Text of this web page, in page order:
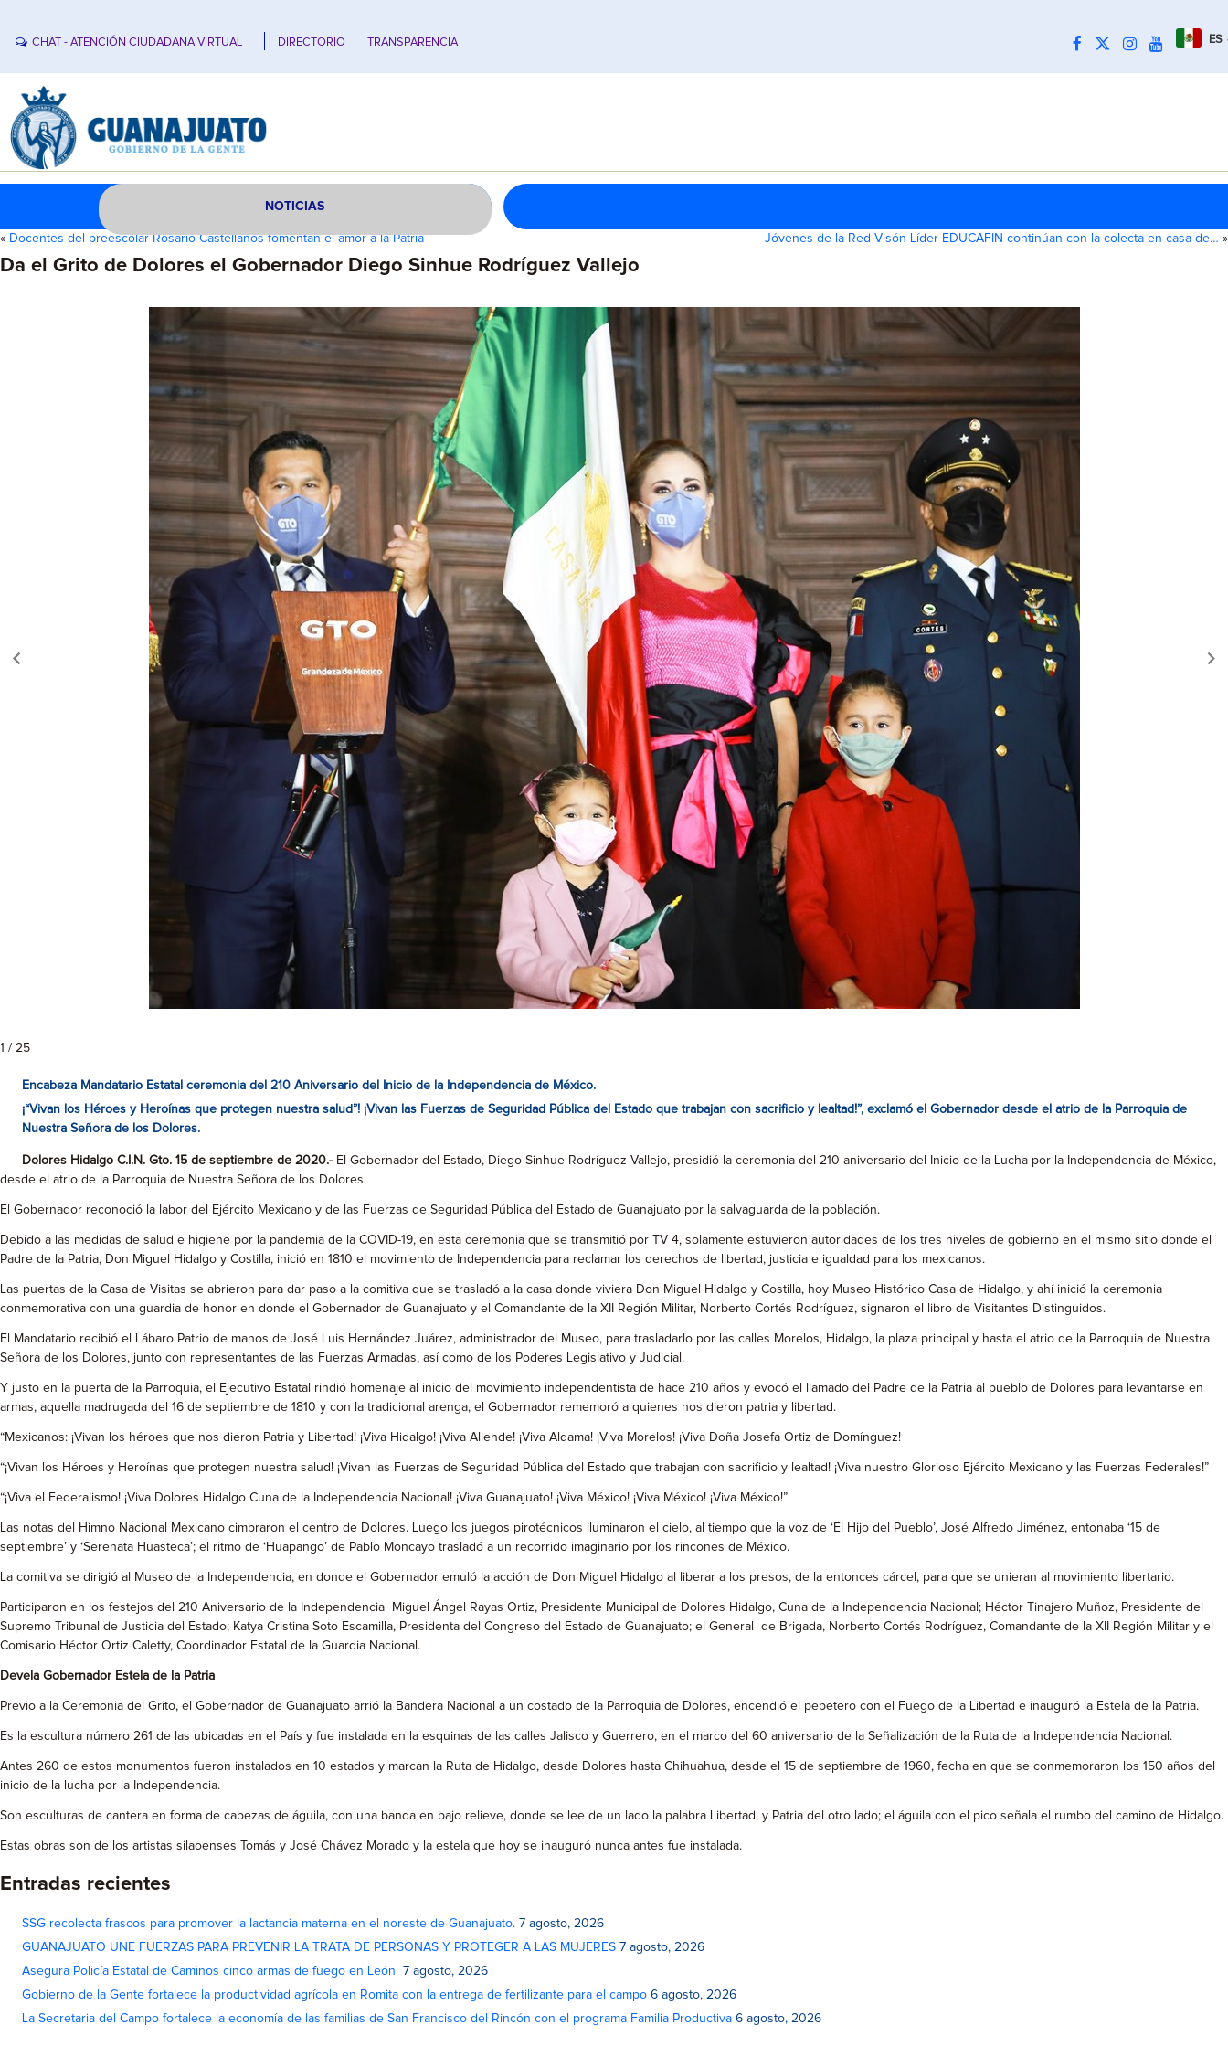
CHAT - ATENCIÓN CIUDADANA VIRTUAL DIRECTORIO TRANSPARENCIA ES
NOTICIAS
« Docentes del preescolar Rosario Castellanos fomentan el amor a la Patria Jóvenes de la Red Visón Líder EDUCAFIN continúan con la colecta en casa de… »
Da el Grito de Dolores el Gobernador Diego Sinhue Rodríguez Vallejo
1 / 25
Encabeza Mandatario Estatal ceremonia del 210 Aniversario del Inicio de la Independencia de México.
¡“Vivan los Héroes y Heroínas que protegen nuestra salud”! ¡Vivan las Fuerzas de Seguridad Pública del Estado que trabajan con sacrificio y lealtad!”, exclamó el Gobernador desde el atrio de la Parroquia de
Nuestra Señora de los Dolores.
Dolores Hidalgo C.I.N. Gto. 15 de septiembre de 2020.-El Gobernador del Estado, Diego Sinhue Rodríguez Vallejo, presidió la ceremonia del 210 aniversario del Inicio de la Lucha por la Independencia de México,
desde el atrio de la Parroquia de Nuestra Señora de los Dolores.
El Gobernador reconoció la labor del Ejército Mexicano y de las Fuerzas de Seguridad Pública del Estado de Guanajuato por la salvaguarda de la población.
Debido a las medidas de salud e higiene por la pandemia de la COVID-19, en esta ceremonia que se transmitió por TV 4, solamente estuvieron autoridades de los tres niveles de gobierno en el mismo sitio donde el
Padre de la Patria, Don Miguel Hidalgo y Costilla, inició en 1810 el movimiento de Independencia para reclamar los derechos de libertad, justicia e igualdad para los mexicanos.
Las puertas de la Casa de Visitas se abrieron para dar paso a la comitiva que se trasladó a la casa donde viviera Don Miguel Hidalgo y Costilla, hoy Museo Histórico Casa de Hidalgo, y ahí inició la ceremonia
conmemorativa con una guardia de honor en donde el Gobernador de Guanajuato y el Comandante de la XII Región Militar, Norberto Cortés Rodríguez, signaron el libro de Visitantes Distinguidos.
El Mandatario recibió el Lábaro Patrio de manos de José Luis Hernández Juárez, administrador del Museo, para trasladarlo por las calles Morelos, Hidalgo, la plaza principal y hasta el atrio de la Parroquia de Nuestra
Señora de los Dolores, junto con representantes de las Fuerzas Armadas, así como de los Poderes Legislativo y Judicial.
Y justo en la puerta de la Parroquia, el Ejecutivo Estatal rindió homenaje al inicio del movimiento independentista de hace 210 años y evocó el llamado del Padre de la Patria al pueblo de Dolores para levantarse en
armas, aquella madrugada del 16 de septiembre de 1810 y con la tradicional arenga, el Gobernador rememoró a quienes nos dieron patria y libertad.
“Mexicanos: ¡Vivan los héroes que nos dieron Patria y Libertad! ¡Viva Hidalgo! ¡Viva Allende! ¡Viva Aldama! ¡Viva Morelos! ¡Viva Doña Josefa Ortiz de Domínguez!
“¡Vivan los Héroes y Heroínas que protegen nuestra salud! ¡Vivan las Fuerzas de Seguridad Pública del Estado que trabajan con sacrificio y lealtad! ¡Viva nuestro Glorioso Ejército Mexicano y las Fuerzas Federales!”
“¡Viva el Federalismo! ¡Viva Dolores Hidalgo Cuna de la Independencia Nacional! ¡Viva Guanajuato! ¡Viva México! ¡Viva México! ¡Viva México!”
Las notas del Himno Nacional Mexicano cimbraron el centro de Dolores. Luego los juegos pirotécnicos iluminaron el cielo, al tiempo que la voz de ‘El Hijo del Pueblo’, José Alfredo Jiménez, entonaba ‘15 de
septiembre’ y ‘Serenata Huasteca’; el ritmo de ‘Huapango’ de Pablo Moncayo trasladó a un recorrido imaginario por los rincones de México.
La comitiva se dirigió al Museo de la Independencia, en donde el Gobernador emuló la acción de Don Miguel Hidalgo al liberar a los presos, de la entonces cárcel, para que se unieran al movimiento libertario.
Participaron en los festejos del 210 Aniversario de la Independencia Miguel Ángel Rayas Ortiz, Presidente Municipal de Dolores Hidalgo, Cuna de la Independencia Nacional; Héctor Tinajero Muñoz, Presidente del
Supremo Tribunal de Justicia del Estado; Katya Cristina Soto Escamilla, Presidenta del Congreso del Estado de Guanajuato; el General de Brigada, Norberto Cortés Rodríguez, Comandante de la XII Región Militar y el
Comisario Héctor Ortiz Caletty, Coordinador Estatal de la Guardia Nacional.
Devela Gobernador Estela de la Patria
Previo a la Ceremonia del Grito, el Gobernador de Guanajuato arrió la Bandera Nacional a un costado de la Parroquia de Dolores, encendió el pebetero con el Fuego de la Libertad e inauguró la Estela de la Patria.
Es la escultura número 261 de las ubicadas en el País y fue instalada en la esquinas de las calles Jalisco y Guerrero, en el marco del 60 aniversario de la Señalización de la Ruta de la Independencia Nacional.
Antes 260 de estos monumentos fueron instalados en 10 estados y marcan la Ruta de Hidalgo, desde Dolores hasta Chihuahua, desde el 15 de septiembre de 1960, fecha en que se conmemoraron los 150 años del
inicio de la lucha por la Independencia.
Son esculturas de cantera en forma de cabezas de águila, con una banda en bajo relieve, donde se lee de un lado la palabra Libertad, y Patria del otro lado; el águila con el pico señala el rumbo del camino de Hidalgo.
Estas obras son de los artistas silaoenses Tomás y José Chávez Morado y la estela que hoy se inauguró nunca antes fue instalada.
Entradas recientes
SSG recolecta frascos para promover la lactancia materna en el noreste de Guanajuato. 7 agosto, 2026
GUANAJUATO UNE FUERZAS PARA PREVENIR LA TRATA DE PERSONAS Y PROTEGER A LAS MUJERES 7 agosto, 2026
Asegura Policía Estatal de Caminos cinco armas de fuego en León
7 agosto, 2026
Gobierno de la Gente fortalece la productividad agrícola en Romita con la entrega de fertilizante para el campo 6 agosto, 2026
La Secretaria del Campo fortalece la economía de las familias de San Francisco del Rincón con el programa Familia Productiva 6 agosto, 2026